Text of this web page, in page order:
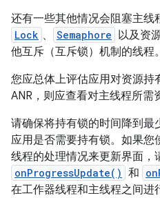
还有一些其他情况会阻塞主线
Lock 、 Semaphore 以及资
他互斥（互斥锁）机制的线程。
您应总体上评估应用对资源持
ANR，则应查看对主线程所需
请确保将持有锁的时间降到
应用是否需要持有锁。如果您
线程的处理情况来更新界面，
onProgressUpdate() 和
在工作器线程和主线程之间进